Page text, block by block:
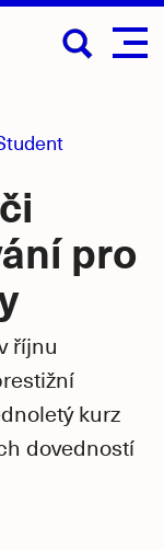
pro
říjnu
kurz
dovedností